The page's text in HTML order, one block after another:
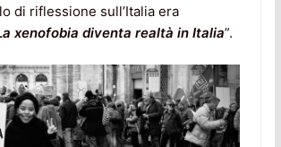
di riflessione sull’Italia era
xenofobia diventa realtà in Italia”.